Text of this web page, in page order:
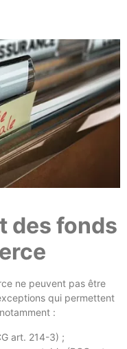
des fonds
ne peuvent pas être
qui permettent
:
art. 214-3) ;